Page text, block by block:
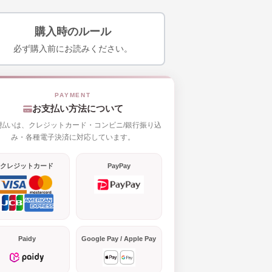
購入時のルール
必ず購入前にお読みください。
お支払い方法について
いは、クレジットカード・コンビニ/銀行振り込
み・各種電子決済に対応しています。
クレジットカード PayPay
Paidy Google Pay / Apple Pay